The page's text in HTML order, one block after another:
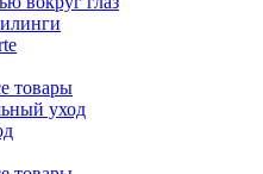
товары
уход